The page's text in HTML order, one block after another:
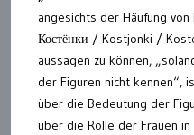
angesichts der Häufung
Костёнки / Kostjonki /
aussagen zu können,
der Figuren nicht kennen“,
über die Bedeutung der
über die Rolle der Frauen